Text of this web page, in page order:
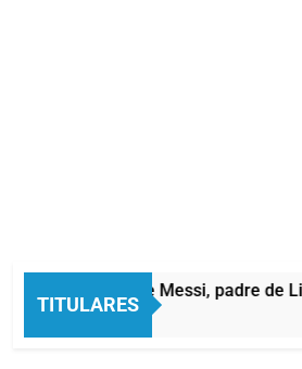
TITULARES
Murió Jorge Messi, padre de
1 Hora Atrás